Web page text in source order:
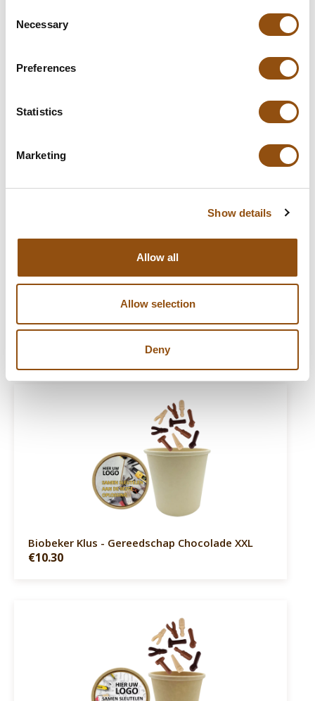
Selection
Necessary
Preferences
Statistics
Marketing
Show details
Allow all
Allow selection
Deny
Chocolade tablet met hamer
Biobeker Klus - Gereedschap Chocolade
Biobeker Klus - Gereedschap Chocolade XXL
€10.30